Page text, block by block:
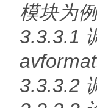
模块为
3.3.3.1
3.3.3.2